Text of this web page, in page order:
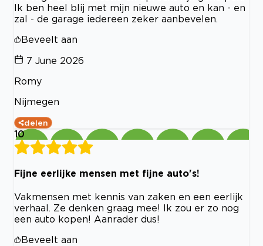
Ik ben heel blij met mijn nieuwe auto en kan - en
zal - de garage iedereen zeker aanbevelen.
Beveelt aan
7 June 2026
Romy
Nijmegen
delen
10
Fijne eerlijke mensen met fijne auto's!
Vakmensen met kennis van zaken en een eerlijk
verhaal. Ze denken graag mee! Ik zou er zo nog
een auto kopen! Aanrader dus!
Beveelt aan